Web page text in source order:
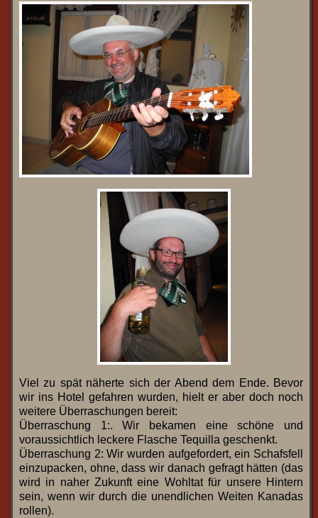
Viel zu spät näherte sich der Abend dem Ende. Bevor
wir ins Hotel gefahren wurden, hielt er aber doch noch
weitere Überraschungen bereit:
Überraschung 1:. Wir bekamen eine schöne und
voraussichtlich leckere Flasche Tequilla geschenkt.
Überraschung 2: Wir wurden aufgefordert, ein Schafsfell
einzupacken, ohne, dass wir danach gefragt hätten (das
wird in naher Zukunft eine Wohltat für unsere Hintern
sein, wenn wir durch die unendlichen Weiten Kanadas
rollen).